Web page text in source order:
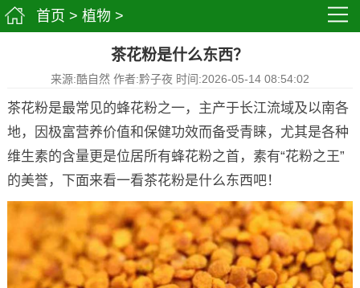
首页 > 植物 >
茶花粉是什么东西？
来源:酷自然 作者:黔子夜 时间:2026-05-14 08:54:02
茶花粉是最常见的蜂花粉之一，主产于长江流域及以南各
地，因极富营养价值和保健功效而备受青睐，尤其是各种
维生素的含量更是位居所有蜂花粉之首，素有“花粉之王”
的美誉，下面来看一看茶花粉是什么东西吧！